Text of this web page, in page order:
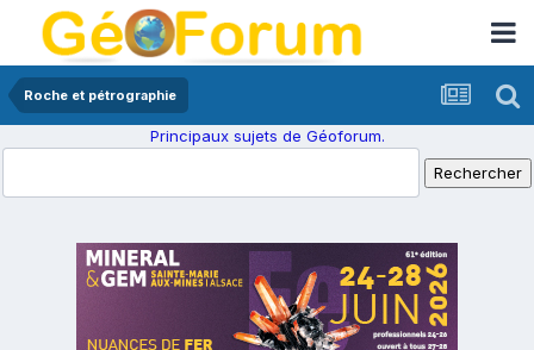
Roche et pétrographie
Principaux sujets de Géoforum.